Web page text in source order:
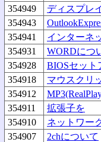
354949
ディスプレ
354943
354941
インターネ
354931
WORDにつ
354928
BIOSセット
354918
マウスクリ
354912
354911
拡張子を
354910
ネットワー
354907
2chについて